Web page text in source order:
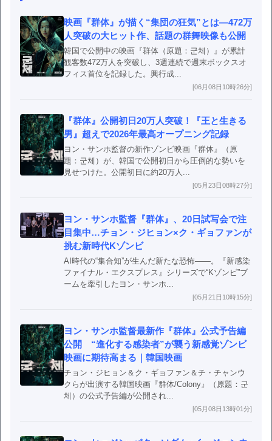
映画『群体』が描く“集団の狂気”とは―472万
人突破の大ヒット作、話題の群舞映像も公開
韓国で公開中の映画『群体（原題：군체）』が累計
観客数472万人を突破し、3週連続で週末ボックスオ
フィス首位を記録した。興行成...
[06月08日10時26分]
『群体』公開初日20万人突破！『王と生きる
男』超えで2026年最高オープニング記録
ヨン・サンホ監督の新作ゾンビ映画『群体』（原
題：군체）が、韓国で公開初日から圧倒的な勢いを
見せつけた。公開初日に約20万人...
[05月23日08時27分]
ヨン・サンホ監督『群体』、20日試写会で注
目集中…チョン・ジヒョン×ク・ギョファンが
挑む新時代Kゾンビ
AI時代の“集合知”が生んだ新たな恐怖――。『新感染
ファイナル・エクスプレス』シリーズで“Kゾンビ”ブ
ームを牽引したヨン・サンホ...
[05月21日10時15分]
ヨン・サンホ監督最新作『群体』公式予告編
公開 “進化する感染者”が襲う新感覚ゾンビ
映画に期待高まる｜韓国映画
チョン・ジヒョン＆ク・ギョファン＆チ・チャンウ
クらが出演する韓国映画『群体/Colony』（原題：군
체）の公式予告編が公開され...
[05月08日13時01分]